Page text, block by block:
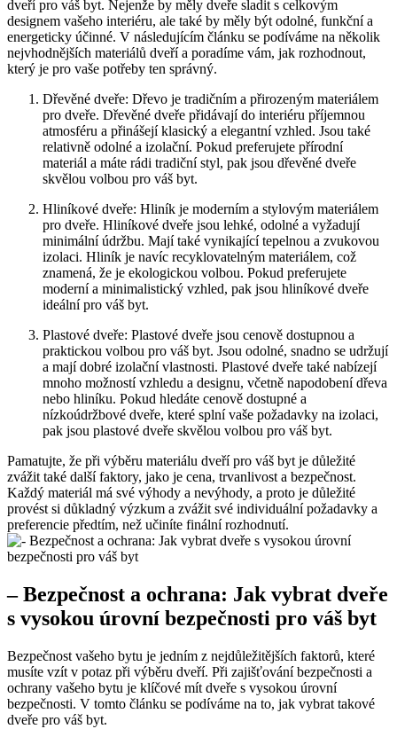
dveří pro ‌váš byt. Nejenže⁣ by měly dveře​ sladit s celkovým
designem vašeho interiéru, ale také by měly být odolné, funkční a
energeticky⁤ účinné. V následujícím článku se podíváme na několik
nejvhodnějších materiálů dveří a poradíme vám, jak rozhodnout,
který je pro vaše potřeby ten správný.
Dřevěné dveře: Dřevo je ⁤tradičním a přirozeným materiálem
pro dveře.‌ Dřevěné dveře přidávají do interiéru příjemnou
atmosféru a přinášejí klasický a elegantní vzhled. Jsou také
relativně odolné a‍ izolační. Pokud preferujete přírodní
materiál a máte rádi ‌tradiční styl, pak jsou dřevěné dveře
skvělou volbou ⁢pro váš byt.
Hliníkové dveře: Hliník je moderním a stylovým materiálem
pro dveře. Hliníkové dveře jsou lehké, odolné a vyžadují
minimální údržbu. Mají také vynikající tepelnou a zvukovou
izolaci. Hliník je navíc⁤ recyklovatelným materiálem, což
znamená, že je ekologickou volbou. Pokud preferujete
⁤moderní a minimalistický vzhled, ‌pak jsou hliníkové dveře
ideální pro váš byt.
Plastové dveře: Plastové dveře jsou⁣ cenově dostupnou a
praktickou‍ volbou pro váš ‍byt.​ Jsou odolné, snadno se udržují
a mají dobré izolační vlastnosti. Plastové dveře také nabízejí
mnoho možností vzhledu a designu, včetně napodobení dřeva
nebo hliníku. Pokud hledáte​ cenově dostupné a
⁢nízkoúdržbové dveře, které⁣ splní vaše požadavky⁤ na izolaci,
pak jsou ‌plastové dveře skvělou volbou ‍pro váš byt.
Pamatujte, že při​ výběru materiálu dveří pro váš byt je důležité
zvážit ⁢také další faktory, ‌jako je cena, trvanlivost ⁢a bezpečnost. ​
Každý materiál má své výhody a nevýhody, a proto ‍je důležité
provést ​si‍ důkladný ​výzkum a zvážit své individuální požadavky​ a
preferencie předtím, než učiníte finální rozhodnutí.
– Bezpečnost a ochrana: Jak vybrat dveře
s vysokou úrovní bezpečnosti pro váš byt
Bezpečnost⁤ vašeho ⁤bytu je jedním z nejdůležitějších ‌faktorů, které
musíte vzít v potaz při výběru dveří. Při zajišťování bezpečnosti a
⁤ochrany‌ vašeho bytu je klíčové mít dveře s vysokou úrovní
bezpečnosti. V tomto článku se⁣ podíváme na to, jak vybrat takové
dveře pro váš​ byt.